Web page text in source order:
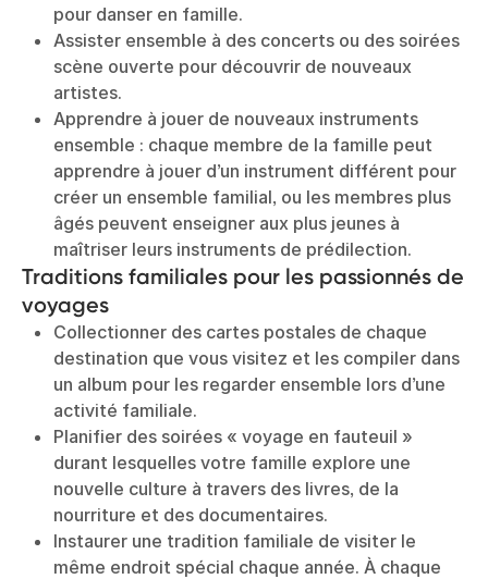
pour danser en famille.
Assister ensemble à des concerts ou des soirées
scène ouverte pour découvrir de nouveaux
artistes.
Apprendre à jouer de nouveaux instruments
ensemble : chaque membre de la famille peut
apprendre à jouer d’un instrument différent pour
créer un ensemble familial, ou les membres plus
âgés peuvent enseigner aux plus jeunes à
maîtriser leurs instruments de prédilection.
Traditions familiales pour les passionnés de
voyages
Collectionner des cartes postales de chaque
destination que vous visitez et les compiler dans
un album pour les regarder ensemble lors d’une
activité familiale.
Planifier des soirées « voyage en fauteuil »
durant lesquelles votre famille explore une
nouvelle culture à travers des livres, de la
nourriture et des documentaires.
Instaurer une tradition familiale de visiter le
même endroit spécial chaque année. À chaque